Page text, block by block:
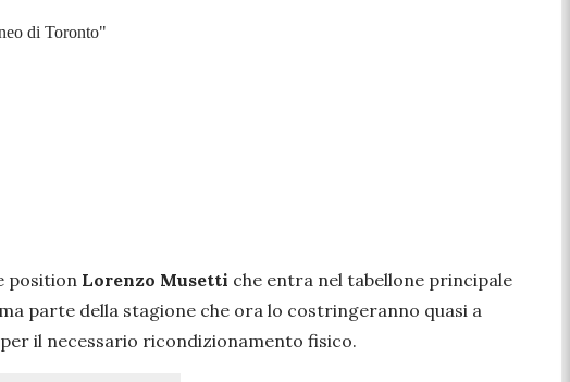
di Toronto"
position Lorenzo Musetti che entra nel tabellone principale
parte della stagione che ora lo costringeranno quasi a
il necessario ricondizionamento fisico.